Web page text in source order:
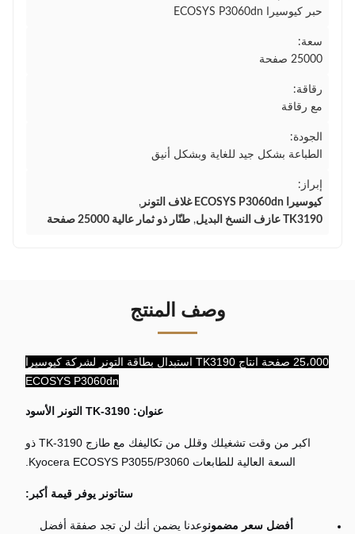
حبر كيوسيرا ECOSYS P3060dn
سعة:
25000 صفحة
رقاقة:
مع رقاقة
الجودة:
الطباعة بشكل جيد للغاية وبشكل أنيق
إبراز:
كيوسيرا ECOSYS P3060dn غلاف التونر
,
TK3190 عازف النسخ البديل
, طنّار ذو ثمار عالية 25000 صفحة
وصف المنتج
25،000 صفحة انتاج TK3190 استبدال بطاقة التونر لشركة كيوسيرا
ECOSYS P3060dn
عنوان: TK-3190 التونر الأسود
اكبر من وقت تشغيلك وقلل من تكاليفك مع طازج TK-3190 ذو
السعة العالية للطابعات Kyocera ECOSYS P3055/P3060.
ستاتونر يوفر قيمة أكبر:
أفضل سعر مضمونوعدنا يضمن أنك لن تجد صفقة أفضل